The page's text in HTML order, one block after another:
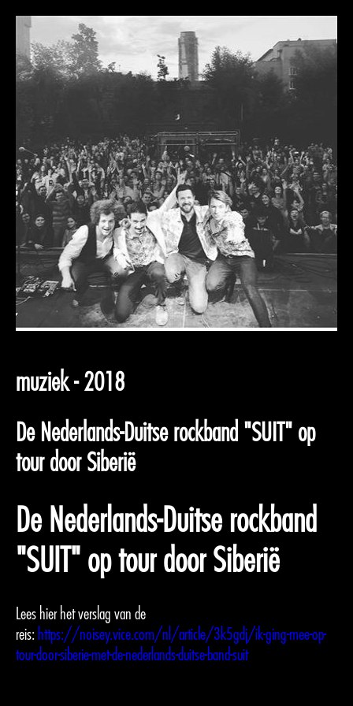
muziek - 2018
De Nederlands-Duitse rockband "SUIT" op
tour door Siberië
De Nederlands-Duitse rockband
"SUIT" op tour door Siberië
Lees hier het verslag van de
reis: https://noisey.vice.com/nl/article/3k5gdj/ik-ging-mee-op-
tour-door-siberie-met-de-nederlands-duitse-band-suit